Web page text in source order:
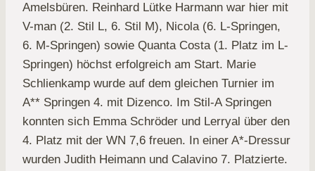
Amelsbüren. Reinhard Lütke Harmann war hier mit
V-man (2. Stil L, 6. Stil M), Nicola (6. L-Springen,
6. M-Springen) sowie Quanta Costa (1. Platz im L-
Springen) höchst erfolgreich am Start. Marie
Schlienkamp wurde auf dem gleichen Turnier im
A** Springen 4. mit Dizenco. Im Stil-A Springen
konnten sich Emma Schröder und Lerryal über den
4. Platz mit der WN 7,6 freuen. In einer A*-Dressur
wurden Judith Heimann und Calavino 7. Platzierte.